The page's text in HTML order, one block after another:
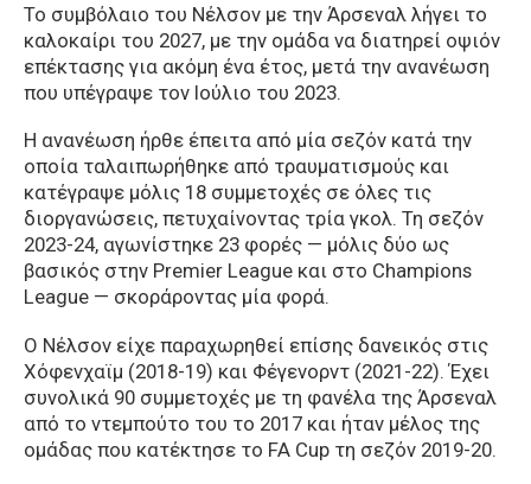
Το συμβόλαιο του Νέλσον με την Άρσεναλ λήγει το
καλοκαίρι του 2027, με την ομάδα να διατηρεί οψιόν
επέκτασης για ακόμη ένα έτος, μετά την ανανέωση
που υπέγραψε τον Ιούλιο του 2023.
Η ανανέωση ήρθε έπειτα από μία σεζόν κατά την
οποία ταλαιπωρήθηκε από τραυματισμούς και
κατέγραψε μόλις 18 συμμετοχές σε όλες τις
διοργανώσεις, πετυχαίνοντας τρία γκολ. Τη σεζόν
2023-24, αγωνίστηκε 23 φορές — μόλις δύο ως
βασικός στην Premier League και στο Champions
League — σκοράροντας μία φορά.
Ο Νέλσον είχε παραχωρηθεί επίσης δανεικός στις
Χόφενχαϊμ (2018-19) και Φέγενορντ (2021-22). Έχει
συνολικά 90 συμμετοχές με τη φανέλα της Άρσεναλ
από το ντεμπούτο του το 2017 και ήταν μέλος της
ομάδας που κατέκτησε το FA Cup τη σεζόν 2019-20.